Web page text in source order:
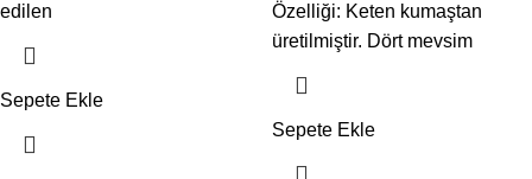
edilen
Sepete Ekle
Özelliği: Keten kumaştan
üretilmiştir. Dört mevsim
Sepete Ekle